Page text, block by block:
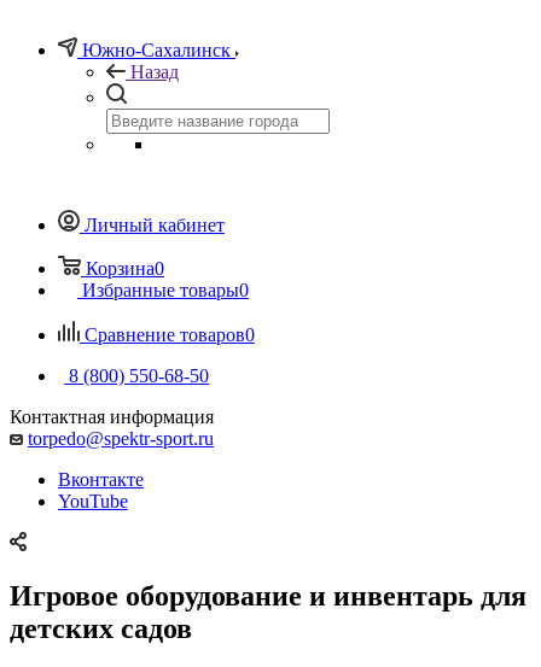
Южно-Сахалинск
Назад
Личный кабинет
Корзина0
Избранные товары0
Сравнение товаров0
8 (800) 550-68-50
Контактная информация
torpedo@spektr-sport.ru
Вконтакте
YouTube
Игровое оборудование и инвентарь для
детских садов